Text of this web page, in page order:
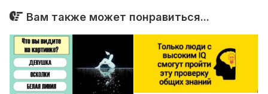
Вам также может понравиться...